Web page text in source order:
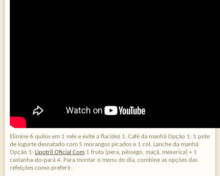
Elimine 6 quilos em 1 mês e evite a flacidez 1. Café da manhã Opção 1: 1 pote
de iogurte desnatado com 5 morangos picados e 1 col. Lanche da manhã
Opção 1: Lipotril Oficial Com 1 fruta (pera, pêssego, maçã, mexerica) + 1
castanha-do-pará 4. Para montar o menu do dia, combine as opções das
refeições como preferir.